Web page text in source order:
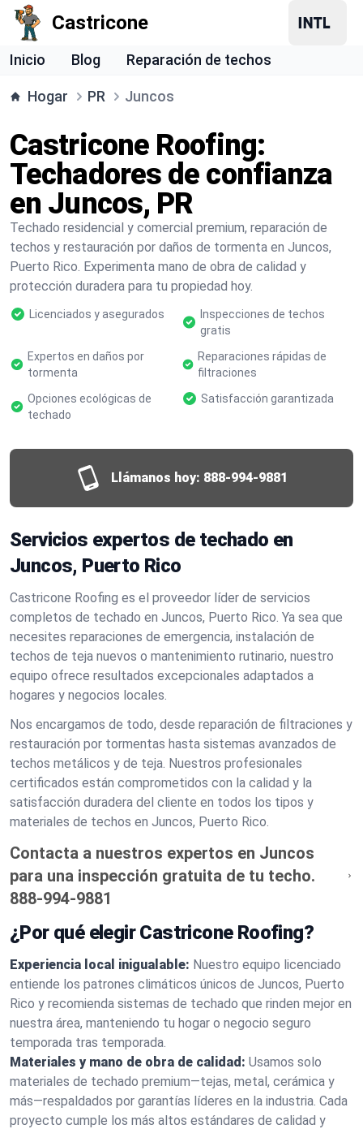
Castricone
Inicio Blog Reparación de techos
Hogar PR Juncos
Castricone Roofing:
Techadores de confianza
en Juncos, PR
Techado residencial y comercial premium, reparación de
techos y restauración por daños de tormenta en Juncos,
Puerto Rico. Experimenta mano de obra de calidad y
protección duradera para tu propiedad hoy.
Licenciados y asegurados
Inspecciones de techos
gratis
Expertos en daños por
tormenta
Reparaciones rápidas de
filtraciones
Opciones ecológicas de
techado
Satisfacción garantizada
Llámanos hoy: 888-994-9881
Servicios expertos de techado en
Juncos, Puerto Rico
Castricone Roofing es el proveedor líder de servicios
completos de techado en Juncos, Puerto Rico. Ya sea que
necesites reparaciones de emergencia, instalación de
techos de teja nuevos o mantenimiento rutinario, nuestro
equipo ofrece resultados excepcionales adaptados a
hogares y negocios locales.
Nos encargamos de todo, desde reparación de filtraciones y
restauración por tormentas hasta sistemas avanzados de
techos metálicos y de teja. Nuestros profesionales
certificados están comprometidos con la calidad y la
satisfacción duradera del cliente en todos los tipos y
materiales de techos en Juncos, Puerto Rico.
Contacta a nuestros expertos en Juncos
para una inspección gratuita de tu techo.
888-994-9881
¿Por qué elegir Castricone Roofing?
Experiencia local inigualable: Nuestro equipo licenciado
entiende los patrones climáticos únicos de Juncos, Puerto
Rico y recomienda sistemas de techado que rinden mejor en
nuestra área, manteniendo tu hogar o negocio seguro
temporada tras temporada.
Materiales y mano de obra de calidad: Usamos solo
materiales de techado premium—tejas, metal, cerámica y
más—respaldados por garantías líderes en la industria. Cada
proyecto cumple los más altos estándares de calidad y